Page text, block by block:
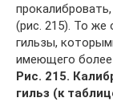
(рис. 215). То же
гильзы,
имеющего более
Рис. 215.
гильз (к